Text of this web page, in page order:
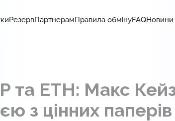
РезервПартнерамПравила обмінуFAQНовини
та ETH: Макс
з цінних